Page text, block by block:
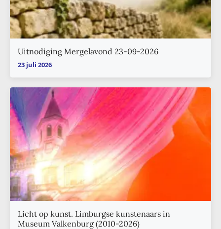
Uitnodiging Mergelavond 23-09-2026
23 juli 2026
Licht op kunst. Limburgse kunstenaars in
Museum Valkenburg (2010-2026)